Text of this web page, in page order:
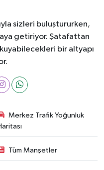
sizleri buluştururken,
getiriyor. Şatafattan
bir altyapı
Merkez Trafik Yoğunluk
Tüm Manşetler